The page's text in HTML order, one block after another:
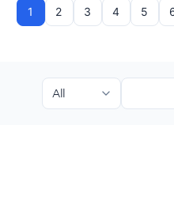
1 2 3 4 5